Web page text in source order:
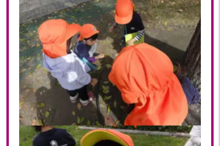
2019年 05月(19)
2019年 04月(5)
2019年 03月(11)
2019年 02月(12)
2019年 01月(15)
2018
2018年 12月(12)
2018年 11月(18)
2018年 10月(17)
2018年 09月(15)